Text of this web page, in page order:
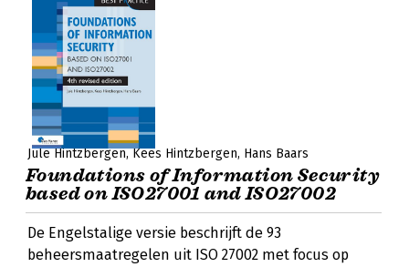
Jule Hintzbergen Kees Hintzbergen Hans Baars
Foundations of Information Security
based on ISO27001 and ISO27002
De Engelstalige versie beschrijft de 93
beheersmaatregelen uit ISO 27002 met focus op